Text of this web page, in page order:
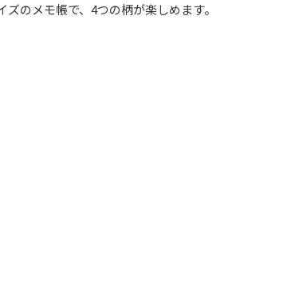
ズのメモ帳で、4つの柄が楽しめます。